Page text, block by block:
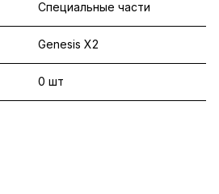
Специальные части
Genesis X2
0 шт